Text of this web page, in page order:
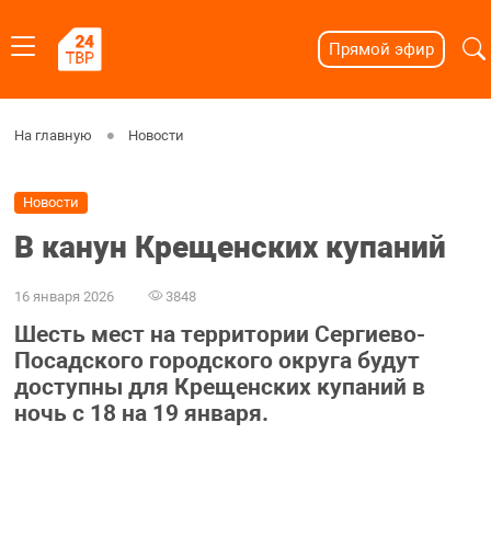
Прямой эфир
На главную Новости
Новости
В канун Крещенских купаний
16 января 2026 3848
Шесть мест на территории Сергиево-
Посадского городского округа будут
доступны для Крещенских купаний в
ночь с 18 на 19 января.